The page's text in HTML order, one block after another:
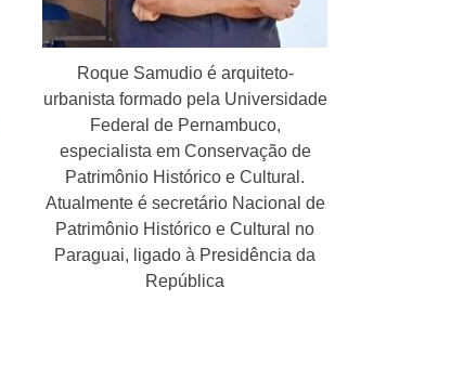
Roque Samudio é arquiteto-
urbanista formado pela Universidade
Federal de Pernambuco,
especialista em Conservação de
Patrimônio Histórico e Cultural.
Atualmente é secretário Nacional de
Patrimônio Histórico e Cultural no
Paraguai, ligado à Presidência da
República